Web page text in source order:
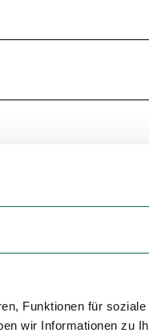
Funktionen für
wir Informationen zu